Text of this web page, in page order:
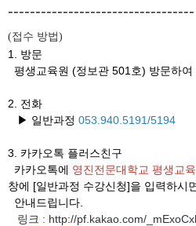
----------------------------------
(접수 방법)
1. 방문
평생교육원 (정보관 501호) 방문하여
2. 전화
▶ 일반과정 053.940. 5191/5194
3. 카카오톡 플러스친구
카카오톡에 영진전문대학교 평생교
창에 [일반과정 수강신청]을 입력하시
안내드립니다.
링크 : http://pf.kakao.com/